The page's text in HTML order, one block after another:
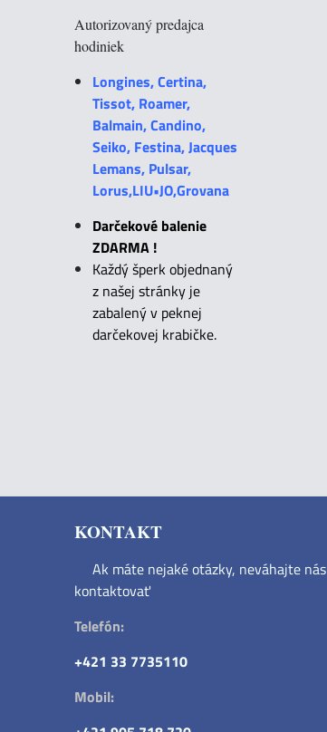
Autorizovaný predajca
hodiniek
Longines, Certina,
Tissot, Roamer,
Balmain, Candino,
Seiko, Festina, Jacques
Lemans, Pulsar,
Lorus,LIU•JO,Grovana
Darčekové balenie
ZDARMA !
Každý šperk objednaný
z našej stránky je
zabalený v peknej
darčekovej krabičke.
KONTAKT
Ak máte nejaké otázky, neváhajte nás
kontaktovať
Telefón:
+421 33 7735110
Mobil: